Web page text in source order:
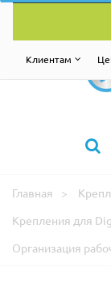
Клиентам
Главная
Крепления для
Организация